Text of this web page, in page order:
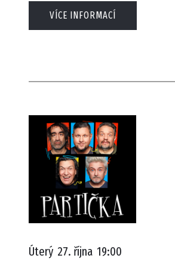
VÍCE INFORMACÍ
Úterý 27. října 19:00